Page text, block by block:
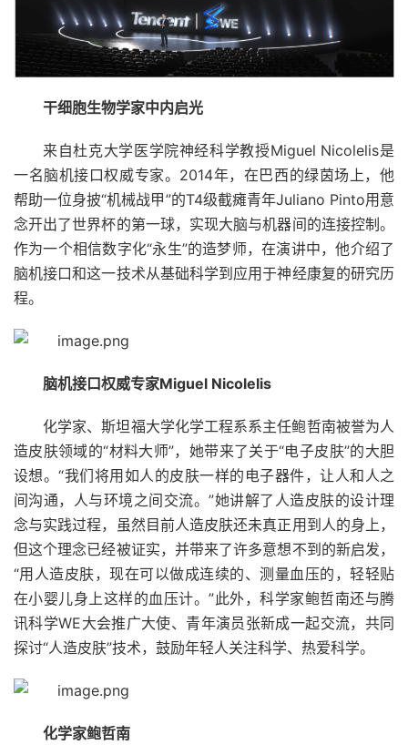
干细胞生物学家中内启光
来自杜克大学医学院神经科学教授Miguel Nicolelis是
一名脑机接口权威专家。2014年，在巴西的绿茵场上，他
帮助一位身披“机械战甲”的T4级截瘫青年Juliano Pinto用意
念开出了世界杯的第一球，实现大脑与机器间的连接控制。
作为一个相信数字化“永生”的造梦师，在演讲中，他介绍了
脑机接口和这一技术从基础科学到应用于神经康复的研究历
程。
脑机接口权威专家Miguel Nicolelis
化学家、斯坦福大学化学工程系系主任鲍哲南被誉为人
造皮肤领域的“材料大师”，她带来了关于“电子皮肤”的大胆
设想。“我们将用如人的皮肤一样的电子器件，让人和人之
间沟通，人与环境之间交流。”她讲解了人造皮肤的设计理
念与实践过程，虽然目前人造皮肤还未真正用到人的身上，
但这个理念已经被证实，并带来了许多意想不到的新启发，
“用人造皮肤，现在可以做成连续的、测量血压的，轻轻贴
在小婴儿身上这样的血压计。”此外，科学家鲍哲南还与腾
讯科学WE大会推广大使、青年演员张新成一起交流，共同
探讨“人造皮肤”技术，鼓励年轻人关注科学、热爱科学。
化学家鲍哲南